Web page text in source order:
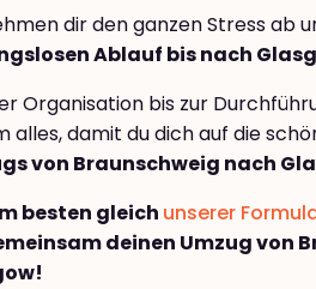
dir den ganzen Stress ab
Ablauf bis nach
Organisation bis zur
alles, damit du dich auf die
von Braunschweig nach
besten gleich unserer
deinen Umzug von